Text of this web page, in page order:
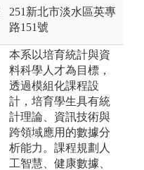
251新北市淡水區英專
路151號
本系以培育統計與資
料科學人才為目標，
透過模組化課程設
計，培育學生具有統
計理論、資訊技術與
跨領域應用的數據分
析能力。課程規劃人
工智慧、健康數據、